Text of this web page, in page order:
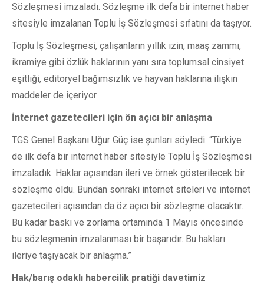
Sözleşmesi imzaladı. Sözleşme ilk defa bir internet haber
sitesiyle imzalanan Toplu İş Sözleşmesi sıfatını da taşıyor.
Toplu İş Sözleşmesi, çalışanların yıllık izin, maaş zammı,
ikramiye gibi özlük haklarının yanı sıra toplumsal cinsiyet
eşitliği, editoryel bağımsızlık ve hayvan haklarına ilişkin
maddeler de içeriyor.
İnternet gazetecileri için ön açıcı bir anlaşma
TGS Genel Başkanı Uğur Güç ise şunları söyledi: “Türkiye
de ilk defa bir internet haber sitesiyle Toplu İş Sözleşmesi
imzaladık. Haklar açısından ileri ve örnek gösterilecek bir
sözleşme oldu. Bundan sonraki internet siteleri ve internet
gazetecileri açısından da öz açıcı bir sözleşme olacaktır.
Bu kadar baskı ve zorlama ortamında 1 Mayıs öncesinde
bu sözleşmenin imzalanması bir başarıdır. Bu hakları
ileriye taşıyacak bir anlaşma.”
Hak/barış odaklı habercilik pratiği davetimiz